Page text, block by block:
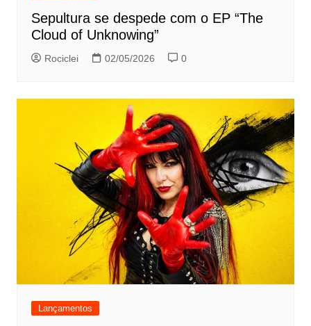
Sepultura se despede com o EP “The
Cloud of Unknowing”
Rociclei 02/05/2026 0
Lançamentos